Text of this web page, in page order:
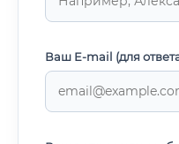
Ваш E-mail (для